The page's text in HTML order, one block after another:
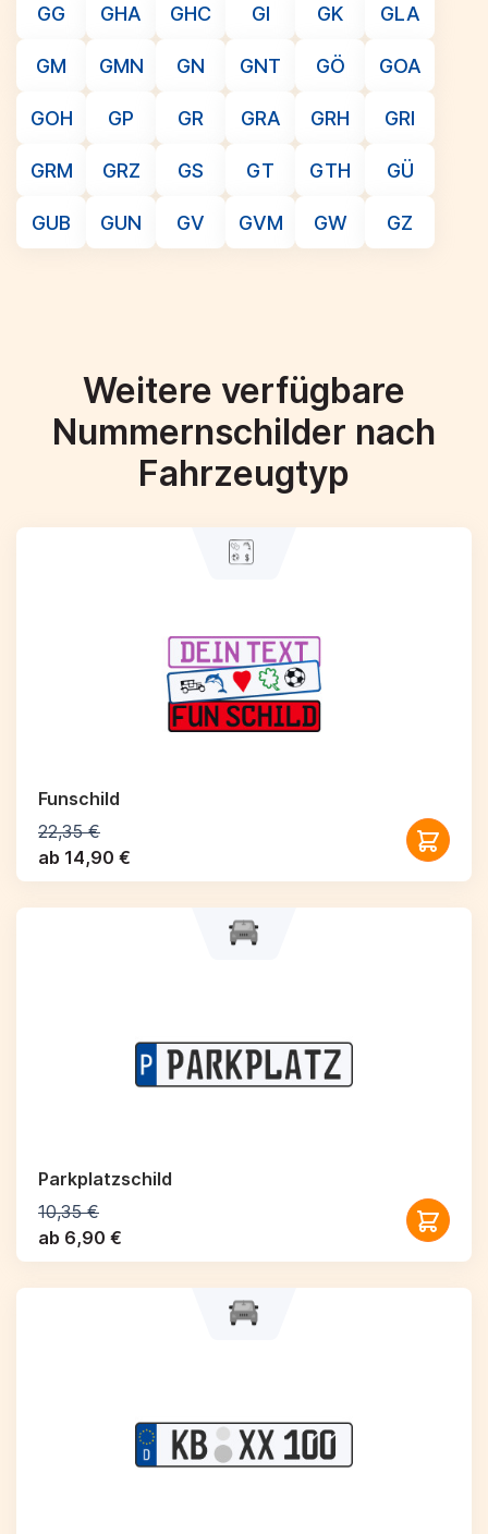
GG GHA GHC GI GK GLA
GM GMN GN GNT GÖ GOA
GOH GP GR GRA GRH GRI
GRM GRZ GS GT GTH GÜ
GUB GUN GV GVM GW GZ
Weitere verfügbare
Nummernschilder nach
Fahrzeugtyp
Funschild
22,35 €
ab 14,90 €
Parkplatzschild
10,35 €
ab 6,90 €